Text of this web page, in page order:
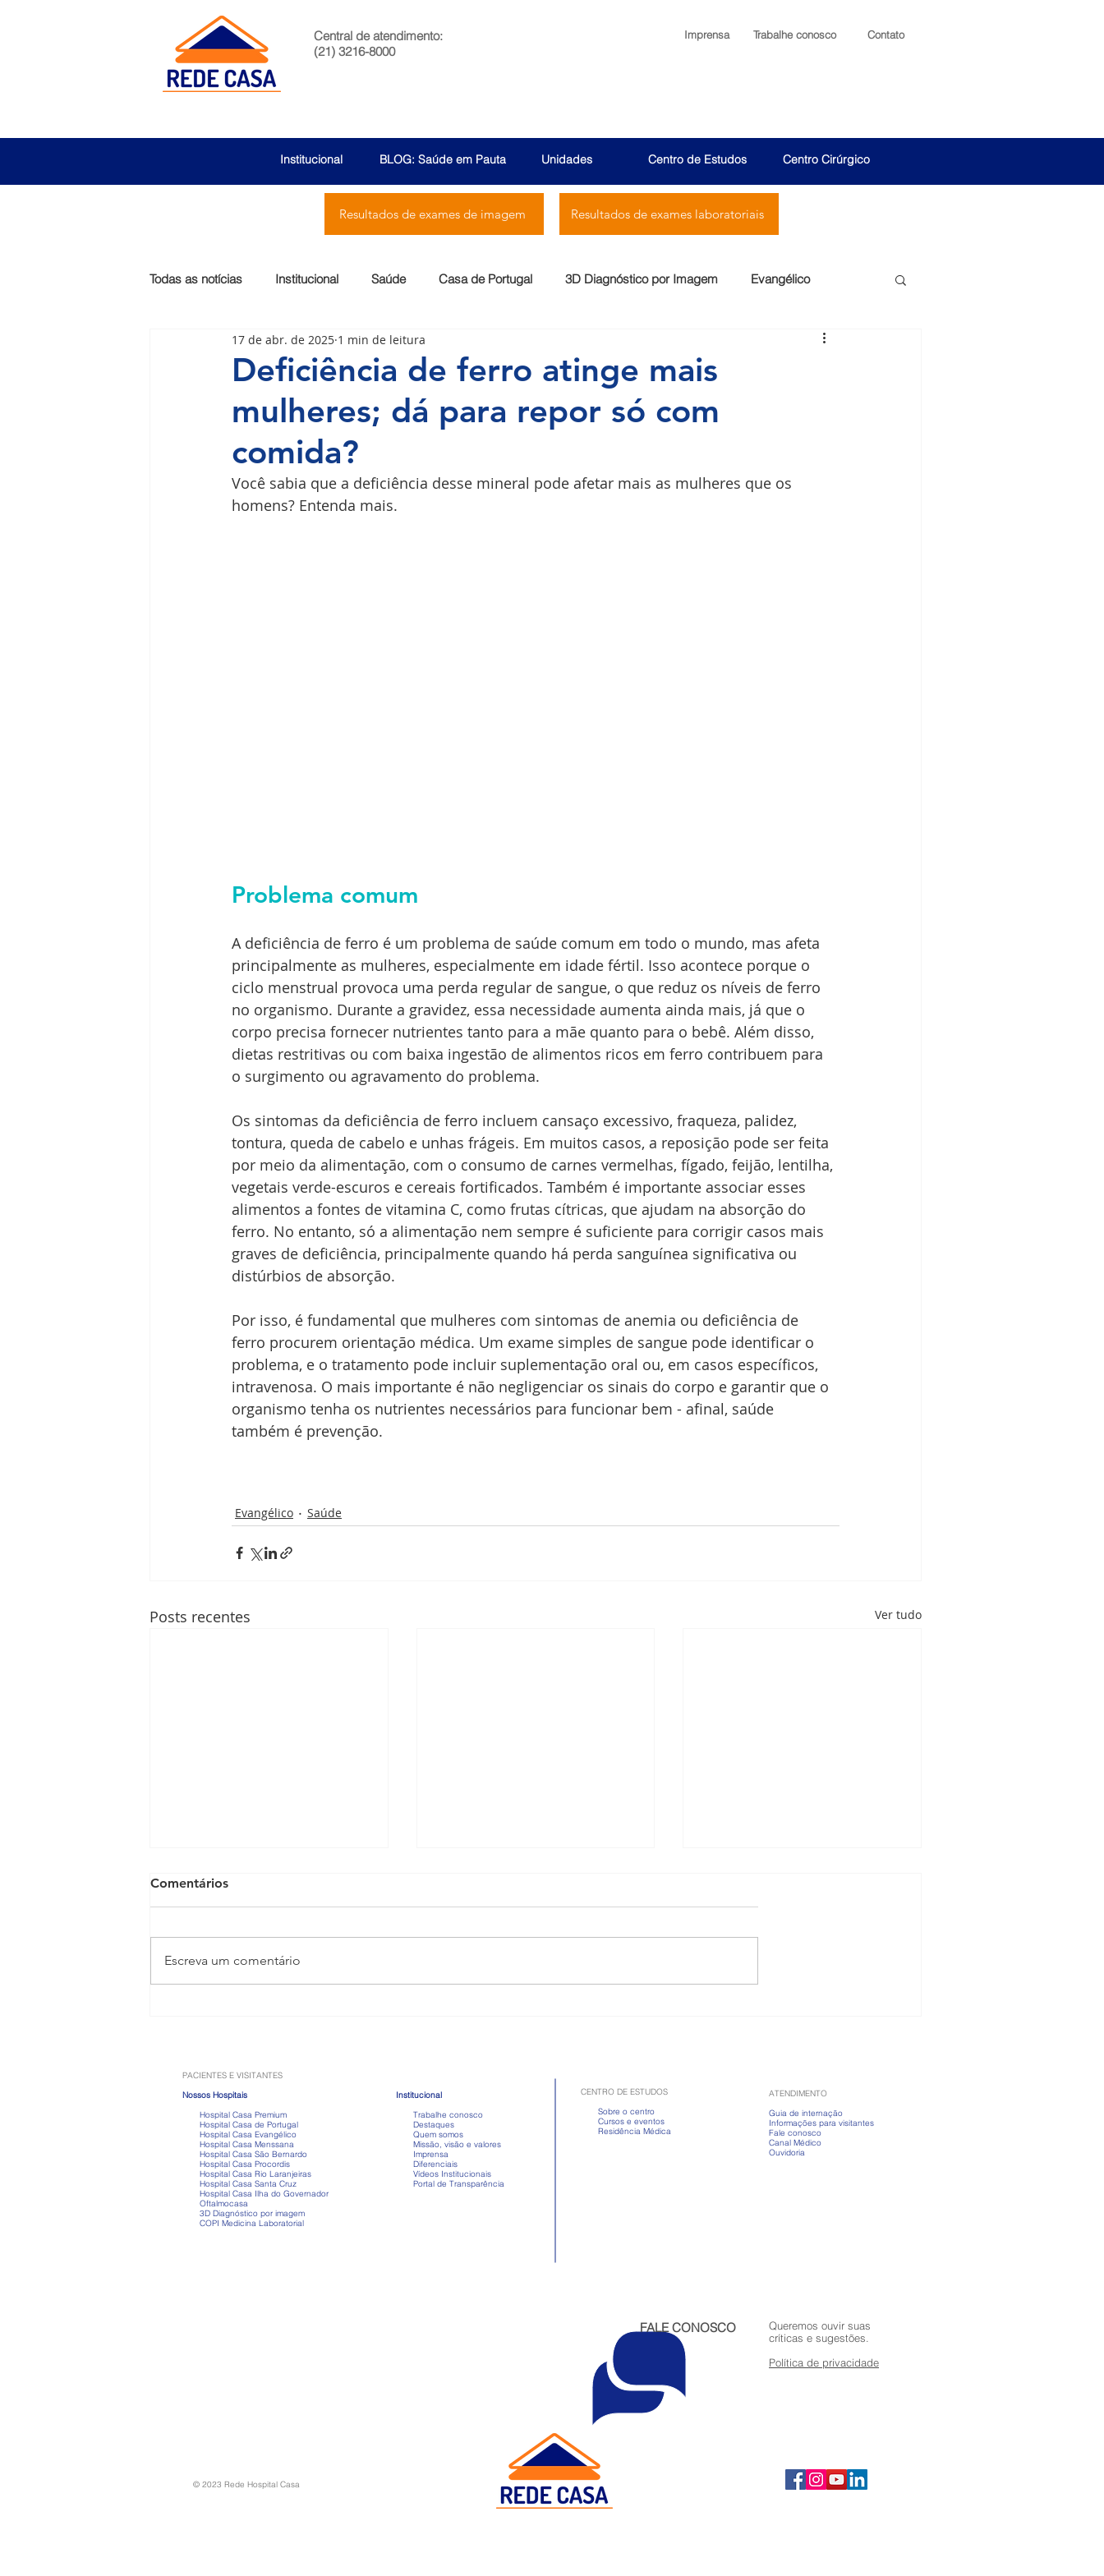
Central de atendimento:
(21) 3216-8000
Imprensa Trabalhe conosco Contato
BLOG: Saúde em Pauta Unidades Centro de Estudos Centro Cirúrgico
Institucional
Resultados de exames de imagem Resultados de exames laboratoriais
Todas as notícias Institucional Saúde Casa de Portugal 3D Diagnóstico por Imagem Evangélico
São Bernardo Egas Moniz Menssana
Ilha do Governador Premium COPI
Deficiência de ferro atinge mais
mulheres; dá para repor só com
comida?
17 de abr. de 2025 1 min de leitura
Você sabia que a deficiência desse mineral pode afetar mais as mulheres que os
homens? Entenda mais.
Problema comum
A deficiência de ferro é um problema de saúde comum em todo o mundo, mas afeta
principalmente as mulheres, especialmente em idade fértil. Isso acontece porque o
ciclo menstrual provoca uma perda regular de sangue, o que reduz os níveis de ferro
no organismo. Durante a gravidez, essa necessidade aumenta ainda mais, já que o
corpo precisa fornecer nutrientes tanto para a mãe quanto para o bebê. Além disso,
dietas restritivas ou com baixa ingestão de alimentos ricos em ferro contribuem para
o surgimento ou agravamento do problema.
Os sintomas da deficiência de ferro incluem cansaço excessivo, fraqueza, palidez,
tontura, queda de cabelo e unhas frágeis. Em muitos casos, a reposição pode ser feita
por meio da alimentação, com o consumo de carnes vermelhas, fígado, feijão, lentilha,
vegetais verde-escuros e cereais fortificados. Também é importante associar esses
alimentos a fontes de vitamina C, como frutas cítricas, que ajudam na absorção do
ferro. No entanto, só a alimentação nem sempre é suficiente para corrigir casos mais
graves de deficiência, principalmente quando há perda sanguínea significativa ou
distúrbios de absorção.
Por isso, é fundamental que mulheres com sintomas de anemia ou deficiência de
ferro procurem orientação médica. Um exame simples de sangue pode identificar o
problema, e o tratamento pode incluir suplementação oral ou, em casos específicos,
intravenosa. O mais importante é não negligenciar os sinais do corpo e garantir que o
organismo tenha os nutrientes necessários para funcionar bem - afinal, saúde
também é prevenção.
Evangélico Saúde
Posts recentes Ver tudo
Comentários
Escreva um comentário
PACIENTES E VISITANTES
Nossos Hospitais
Hospital Casa Premium
Hospital Casa de Portugal
Hospital Casa Evangélico
Hospital Casa Menssana
Hospital Casa São Bernardo
Hospital Casa Procordis
Hospital Casa Rio Laranjeiras
Hospital Casa Santa Cruz
Hospital Casa Ilha do Governador
Oftalmocasa
3D Diagnóstico por imagem
COPI Medicina Laboratorial
Institucional
Trabalhe conosco
Destaques
Quem somos
Missão, visão e valores
Imprensa
Diferenciais
Vídeos Institucionais
Portal de Transparência
CENTRO DE ESTUDOS
Sobre o centro
Cursos e eventos
Residência Médica
ATENDIMENTO
Guia de internação
Informações para visitantes
Fale conosco
Canal Médico
Ouvidoria
© 2023 Rede Hospital Casa
FALE CONOSCO
Queremos ouvir suas
críticas e sugestões.
Política de privacidade